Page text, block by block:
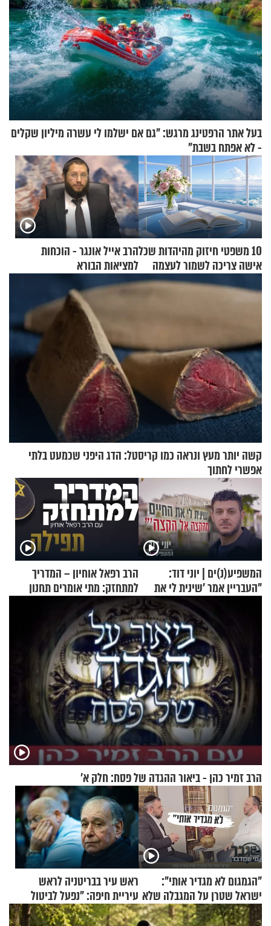
בעל אתר הרפטינג מרגש: "גם אם ישלמו לי עשרה מיליון שקלים
- לא אפתח בשבת"
10 משפטי חיזוק מהיהדות שכל
אישה צריכה לשמור לעצמה
הרב אייל אונגר - הוכחות
למציאות הבורא
קשה יותר מעץ ונראה כמו קריסטל: הדג היפני שכמעט בלתי
אפשרי לחתוך
המשפיע(נ)ים | יוני דוד:
"העבריין אמר 'שינית לי את
החיים מהקצה אל הקצה'"
הרב רפאל אוחיון – המדריך
למתחזק: מתי אומרים תחנון
ואיך עולים לתורה?
הרב זמיר כהן - ביאור ההגדה של פסח: חלק א’
"הגמגום לא מגדיר אותי":
ישראל שטרן על המגבלה שלא
עוצרת אותו
ראש עיר בבריטניה לראש
עיריית חיפה: ״נפעל לביטול
ברית הערים התאומות״